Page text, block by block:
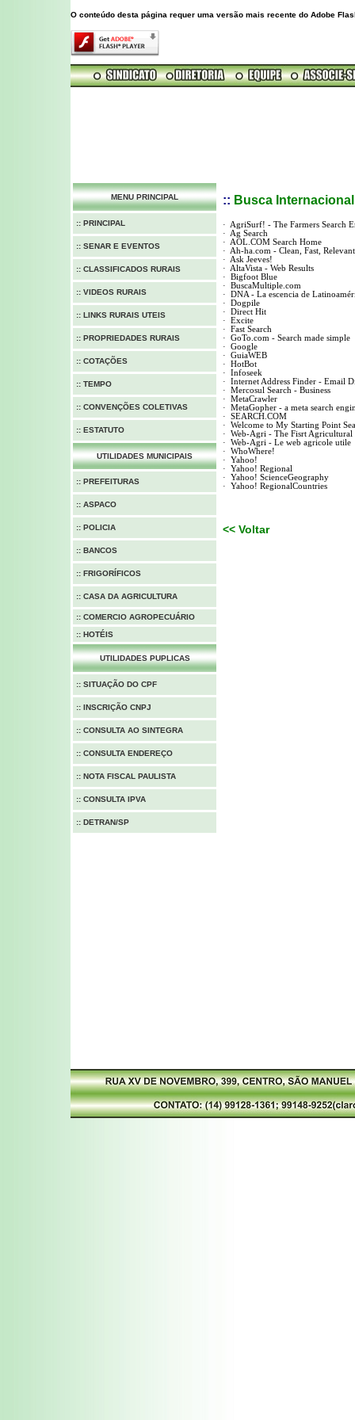
O conteúdo desta página requer uma versão mais recente do Adobe
MENU PRINCIPAL
:: PRINCIPAL
:: SENAR E EVENTOS
:: CLASSIFICADOS RURAIS
:: VIDEOS RURAIS
:: LINKS RURAIS UTEIS
:: PROPRIEDADES RURAIS
:: COTAÇÕES
:: TEMPO
:: CONVENÇÕES COLETIVAS
:: ESTATUTO
UTILIDADES MUNICIPAIS
:: PREFEITURAS
:: ASPACO
:: POLICIA
:: BANCOS
:: FRIGORÍFICOS
:: CASA DA AGRICULTURA
:: COMERCIO AGROPECUÁRIO
:: HOTÉIS
UTILIDADES PUPLICAS
:: SITUAÇÃO DO CPF
:: INSCRIÇÃO CNPJ
:: CONSULTA AO SINTEGRA
:: CONSULTA ENDEREÇO
:: NOTA FISCAL PAULISTA
:: CONSULTA IPVA
:: DETRAN/SP
:: Busca Internacional
·
AgriSurf! - The Farmers Search
·
Ag Search
·
AOL.COM Search Home
·
Ah-ha.com - Clean, Fast,
·
Ask Jeeves!
·
AltaVista - Web Results
·
Bigfoot Blue
·
BuscaMultiple.com
·
DNA - La escencia de
·
Dogpile
·
Direct Hit
·
Excite
·
Fast Search
·
GoTo.com - Search made simple
·
Google
·
GuiaWEB
·
HotBot
·
Infoseek
·
Internet Address Finder - Email
·
Mercosul Search - Business
·
MetaCrawler
·
MetaGopher - a meta search
·
SEARCH.COM
·
Welcome to My Starting Point
·
Web-Agri - The Fisrt Agricultural
·
Web-Agri - Le web agricole utile
·
WhoWhere!
·
Yahoo!
·
Yahoo! Regional
·
Yahoo! ScienceGeography
·
Yahoo! RegionalCountries
<< Voltar